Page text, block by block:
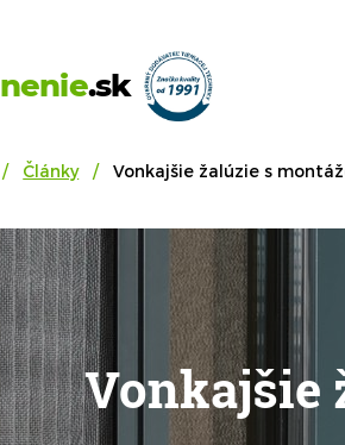
.sk
Články Vonkajšie žalúzie s
Vonkajšie